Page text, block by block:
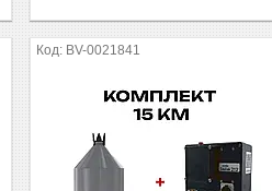
BV-0021841